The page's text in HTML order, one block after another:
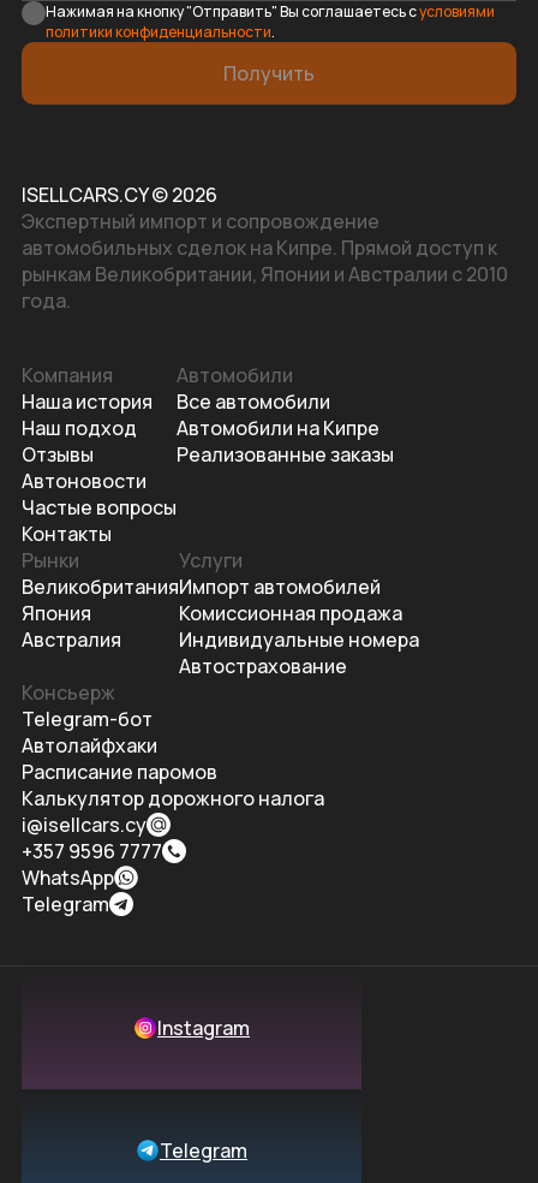
Нажимая на кнопку "Отправить" Вы соглашаетесь сусловиями
политики конфиденциальности.
Получить
ISELLCARS.CY © 2026
Экспертный импорт и сопровождение
автомобильных сделок на Кипре. Прямой доступ к
рынкам Великобритании, Японии и Австралии с 2010
года.
Компания
Наша история
Наш подход
Отзывы
Автоновости
Частые вопросы
Контакты
Автомобили
Все автомобили
Автомобили на Кипре
Реализованные заказы
Рынки
Великобритания
Япония
Австралия
Услуги
Импорт автомобилей
Комиссионная продажа
Индивидуальные номера
Автострахование
Консьерж
Telegram-бот
Автолайфхаки
Расписание паромов
Калькулятор дорожного налога
i@isellcars.cy
+357 9596 7777
WhatsApp
Telegram
Instagram
Telegram